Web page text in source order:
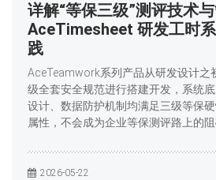
详解“等保三级”测评技术
AceTimesheet 研发工时
践
AceTeamwork系列产品从研发设计之
级全套安全规范进行搭建开发，系统
设计、数据防护机制均满足三级等保
属性，不会成为企业等保测评路上的阻
2026-05-22